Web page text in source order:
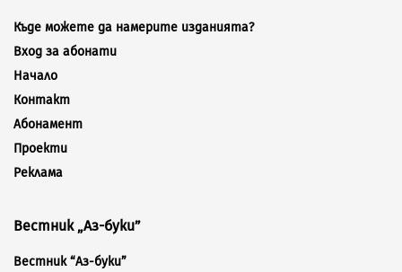
Къде можете да намерите изданията?
Вход за абонати
Начало
Контакт
Абонамент
Проекти
Реклама
Вестник „Аз-буки”
Вестник “Аз-буки”